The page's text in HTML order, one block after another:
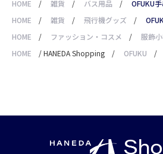
HOME / 雑貨 / バス用品 /
OFUKU
HOME
/ 雑貨 / 飛行機グッズ /
HOME
/ ファッション・コスメ / 服飾
HOME
/HANEDA Shopping / OFUKU /